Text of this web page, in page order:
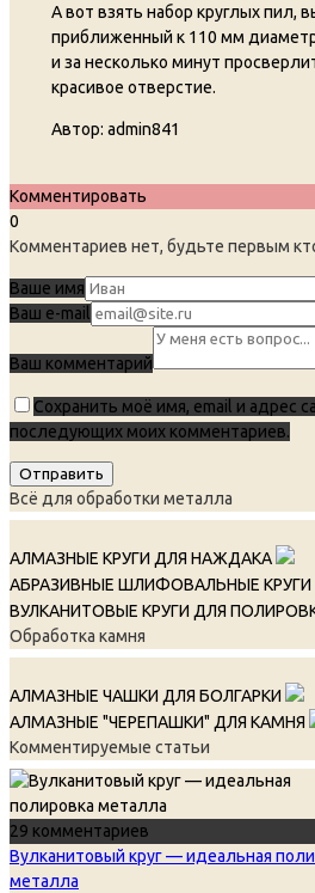
А вот взять набор круглых пил,
приближенный к 110 мм
и за несколько минут
красивое отверстие.
Автор: admin841
Комментировать
0
Комментариев нет, будьте первым
Ваше имя
Ваш e-mail
Ваш комментарий
Сохранить моё имя, email и адрес
последующих моих комментариев.
Всё для обработки металла
АЛМАЗНЫЕ КРУГИ ДЛЯ НАЖДАКА
АБРАЗИВНЫЕ ШЛИФОВАЛЬНЫЕ КРУГИ
ВУЛКАНИТОВЫЕ КРУГИ ДЛЯ
Обработка камня
АЛМАЗНЫЕ ЧАШКИ ДЛЯ БОЛГАРКИ
АЛМАЗНЫЕ "ЧЕРЕПАШКИ" ДЛЯ КАМНЯ
Комментируемые статьи
29 комментариев
Вулканитовый круг — идеальная
металла